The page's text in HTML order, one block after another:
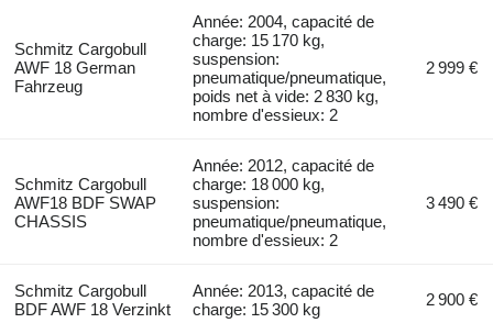
Schmitz Cargobull
AWF 18 German
Fahrzeug
Année: 2004, capacité de
charge: 15 170 kg,
suspension:
pneumatique/pneumatique,
poids net à vide: 2 830 kg,
nombre d'essieux: 2
2 999 €
Schmitz Cargobull
AWF18 BDF SWAP
CHASSIS
Année: 2012, capacité de
charge: 18 000 kg,
suspension:
pneumatique/pneumatique,
nombre d'essieux: 2
3 490 €
Schmitz Cargobull
BDF AWF 18 Verzinkt
Année: 2013, capacité de
charge: 15 300 kg
2 900 €